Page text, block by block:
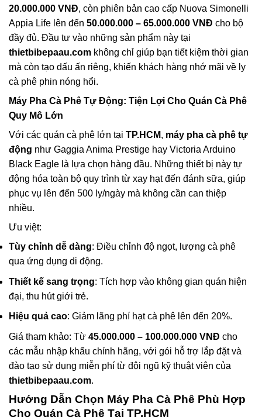
20.000.000 VNĐ, còn phiên bản cao cấp Nuova Simonelli
Appia Life lên đến 50.000.000 – 65.000.000 VNĐ cho bộ
đầy đủ. Đầu tư vào những sản phẩm này tại
thietbibepaau.com không chỉ giúp bạn tiết kiệm thời gian
mà còn tạo dấu ấn riêng, khiến khách hàng nhớ mãi về ly
cà phê phin nóng hổi.
Máy Pha Cà Phê Tự Động: Tiện Lợi Cho Quán Cà Phê
Quy Mô Lớn
Với các quán cà phê lớn tại TP.HCM, máy pha cà phê tự
động như Gaggia Anima Prestige hay Victoria Arduino
Black Eagle là lựa chọn hàng đầu. Những thiết bị này tự
động hóa toàn bộ quy trình từ xay hạt đến đánh sữa, giúp
phục vụ lên đến 500 ly/ngày mà không cần can thiệp
nhiều.
Ưu việt:
Tùy chỉnh dễ dàng: Điều chỉnh độ ngọt, lượng cà phê
qua ứng dụng di động.
Thiết kế sang trọng: Tích hợp vào không gian quán hiện
đại, thu hút giới trẻ.
Hiệu quả cao: Giảm lãng phí hạt cà phê lên đến 20%.
Giá tham khảo: Từ 45.000.000 – 100.000.000 VNĐ cho
các mẫu nhập khẩu chính hãng, với gói hỗ trợ lắp đặt và
đào tạo sử dụng miễn phí từ đội ngũ kỹ thuật viên của
thietbibepaau.com.
Hướng Dẫn Chọn Máy Pha Cà Phê Phù Hợp
Cho Quán Cà Phê Tại TP.HCM